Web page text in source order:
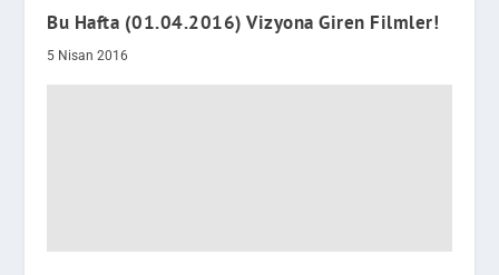
Bu Hafta (01.04.2016) Vizyona Giren Filmler!
5 Nisan 2016